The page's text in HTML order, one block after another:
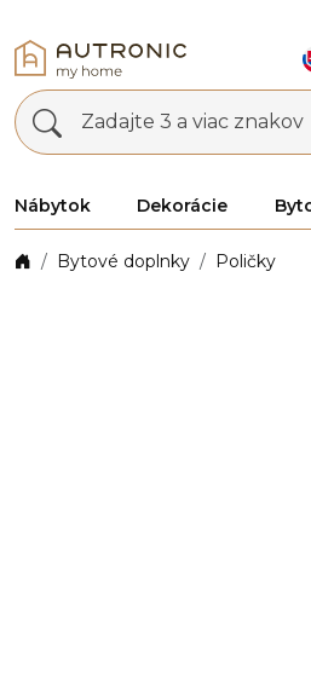
Zadajte 3 a viac znakov
Nábytok Dekorácie
Bytové doplnky Poličky